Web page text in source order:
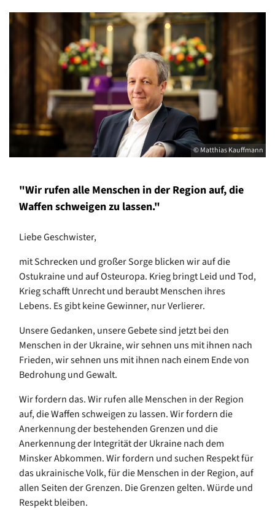
© Matthias Kauffmann
"Wir rufen alle Menschen in der Region auf, die
Waffen schweigen zu lassen."
Liebe Geschwister,
mit Schrecken und großer Sorge blicken wir auf die
Ostukraine und auf Osteuropa. Krieg bringt Leid und Tod,
Krieg schafft Unrecht und beraubt Menschen ihres
Lebens. Es gibt keine Gewinner, nur Verlierer.
Unsere Gedanken, unsere Gebete sind jetzt bei den
Menschen in der Ukraine, wir sehnen uns mit ihnen nach
Frieden, wir sehnen uns mit ihnen nach einem Ende von
Bedrohung und Gewalt.
Wir fordern das. Wir rufen alle Menschen in der Region
auf, die Waffen schweigen zu lassen. Wir fordern die
Anerkennung der bestehenden Grenzen und die
Anerkennung der Integrität der Ukraine nach dem
Minsker Abkommen. Wir fordern und suchen Respekt für
das ukrainische Volk, für die Menschen in der Region, auf
allen Seiten der Grenzen. Die Grenzen gelten. Würde und
Respekt bleiben.